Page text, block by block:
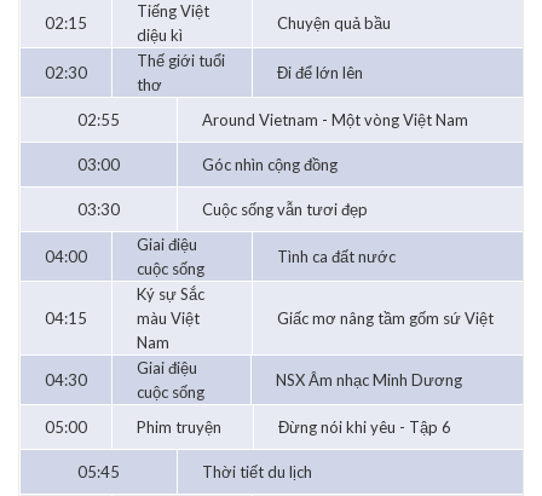
02:15
Tiếng Việt
diệu kì
Chuyện quả bầu
02:30
Thế giới tuổi
thơ
Đi để lớn lên
02:55 Around Vietnam - Một vòng Việt Nam
03:00 Góc nhìn cộng đồng
03:30 Cuộc sống vẫn tươi đẹp
04:00
Giai điệu
cuộc sống
Tình ca đất nước
04:15
Ký sự Sắc
màu Việt
Nam
Giấc mơ nâng tầm gốm sứ Việt
04:30
Giai điệu
cuộc sống
NSX Âm nhạc Minh Dương
05:00 Phim truyện Đừng nói khi yêu - Tập 6
05:45 Thời tiết du lịch